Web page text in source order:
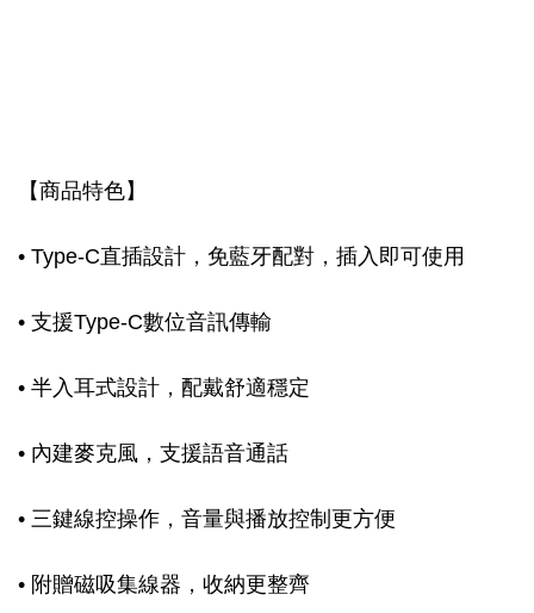
【商品特色】
• Type-C直插設計，免藍牙配對，插入即可使用
• 支援Type-C數位音訊傳輸
• 半入耳式設計，配戴舒適穩定
• 內建麥克風，支援語音通話
• 三鍵線控操作，音量與播放控制更方便
• 附贈磁吸集線器，收納更整齊